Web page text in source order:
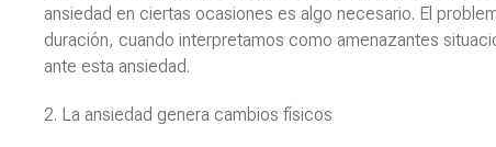
ansiedad en ciertas ocasiones es algo necesario. El
duración, cuando interpretamos como amenazantes
ante esta ansiedad.
2. La ansiedad genera cambios físicos